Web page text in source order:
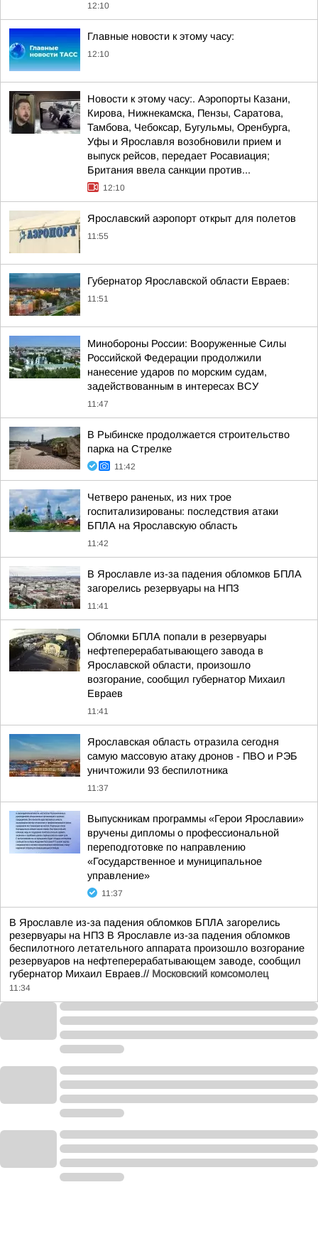
12:10
Главные новости к этому часу:
12:10
Новости к этому часу:. Аэропорты Казани,
Кирова, Нижнекамска, Пензы, Саратова,
Тамбова, Чебоксар, Бугульмы, Оренбурга,
Уфы и Ярославля возобновили прием и
выпуск рейсов, передает Росавиация;
Британия ввела санкции против...
12:10
Ярославский аэропорт открыт для полетов
11:55
Губернатор Ярославской области Евраев:
11:51
Минобороны России: Вооруженные Силы
Российской Федерации продолжили
нанесение ударов по морским судам,
задействованным в интересах ВСУ
11:47
В Рыбинске продолжается строительство
парка на Стрелке
11:42
Четверо раненых, из них трое
госпитализированы: последствия атаки
БПЛА на Ярославскую область
11:42
В Ярославле из-за падения обломков БПЛА
загорелись резервуары на НПЗ
11:41
Обломки БПЛА попали в резервуары
нефтеперерабатывающего завода в
Ярославской области, произошло
возгорание, сообщил губернатор Михаил
Евраев
11:41
Ярославская область отразила сегодня
самую массовую атаку дронов - ПВО и РЭБ
уничтожили 93 беспилотника
11:37
Выпускникам программы «Герои Ярославии»
вручены дипломы о профессиональной
переподготовке по направлению
«Государственное и муниципальное
управление»
11:37
В Ярославле из-за падения обломков БПЛА загорелись
резервуары на НПЗ В Ярославле из-за падения обломков
беспилотного летательного аппарата произошло возгорание
резервуаров на нефтеперерабатывающем заводе, сообщил
губернатор Михаил Евраев.// Московский комсомолец
11:34